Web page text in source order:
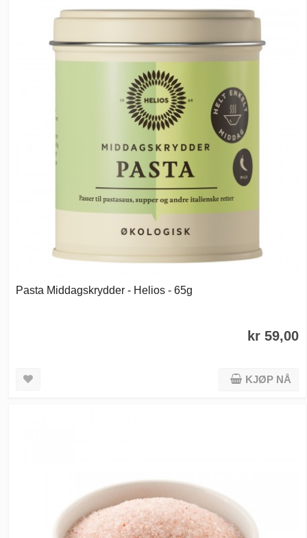
Pasta Middagskrydder - Helios - 65g
kr 59,00
KJØP NÅ